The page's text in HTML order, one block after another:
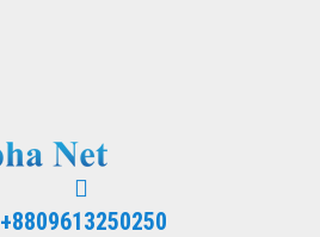
+8809613250250